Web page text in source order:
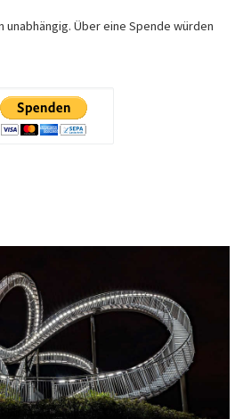
unabhängig. Über eine Spende würden